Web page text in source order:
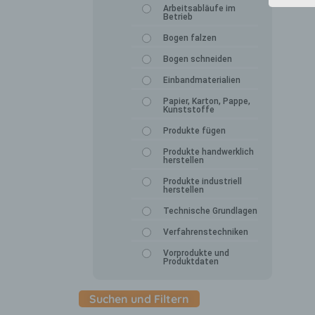
Arbeitsabläufe im
Betrieb
Bogen falzen
Bogen schneiden
Einbandmaterialien
Papier, Karton, Pappe,
Kunststoffe
Produkte fügen
Produkte handwerklich
herstellen
Produkte industriell
herstellen
Technische Grundlagen
Verfahrenstechniken
Vorprodukte und
Produktdaten